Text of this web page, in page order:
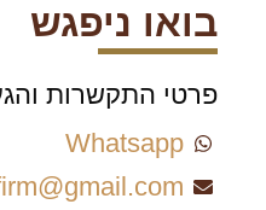
בואו ניפגש
פרטי התקשרות
Whatsapp